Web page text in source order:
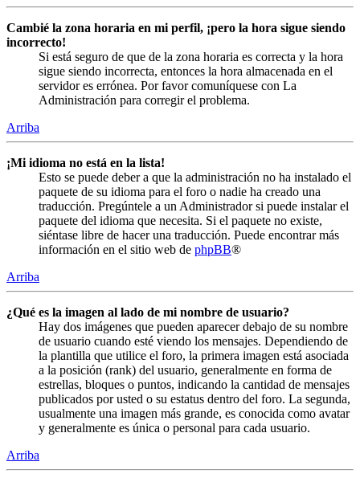
Cambié la zona horaria en mi perfil, ¡pero la hora sigue siendo
incorrecto!
Si está seguro de que de la zona horaria es correcta y la hora
sigue siendo incorrecta, entonces la hora almacenada en el
servidor es errónea. Por favor comuníquese con La
Administración para corregir el problema.
Arriba
¡Mi idioma no está en la lista!
Esto se puede deber a que la administración no ha instalado el
paquete de su idioma para el foro o nadie ha creado una
traducción. Pregúntele a un Administrador si puede instalar el
paquete del idioma que necesita. Si el paquete no existe,
siéntase libre de hacer una traducción. Puede encontrar más
información en el sitio web de phpBB®
Arriba
¿Qué es la imagen al lado de mi nombre de usuario?
Hay dos imágenes que pueden aparecer debajo de su nombre
de usuario cuando esté viendo los mensajes. Dependiendo de
la plantilla que utilice el foro, la primera imagen está asociada
a la posición (rank) del usuario, generalmente en forma de
estrellas, bloques o puntos, indicando la cantidad de mensajes
publicados por usted o su estatus dentro del foro. La segunda,
usualmente una imagen más grande, es conocida como avatar
y generalmente es única o personal para cada usuario.
Arriba